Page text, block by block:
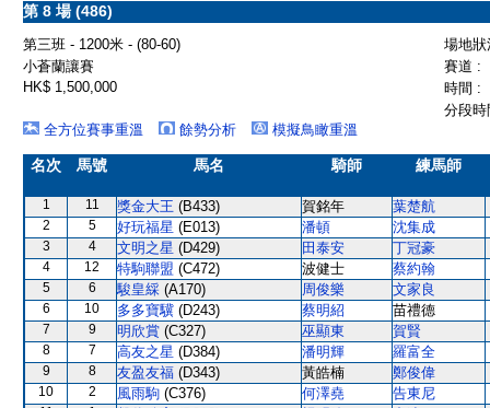
第 8 場 (486)
第三班 - 1200米 - (80-60)
場地
小蒼蘭讓賽
賽道 :
HK$ 1,500,000
時間 :
分段
全方位賽事重溫
餘勢分析 模擬鳥瞰重溫
名次 馬號 馬名 騎師 練馬師
1 11 獎金大王 (B433) 賀銘年 葉楚航
2 5 好玩福星 (E013) 潘頓 沈集成
3 4 文明之星 (D429) 田泰安 丁冠豪
4 12 特駒聯盟 (C472) 波健士 蔡約翰
5 6 駿皇綵 (A170) 周俊樂 文家良
6 10 多多寶驥 (D243) 蔡明紹 苗禮德
7 9 明欣賞 (C327) 巫顯東 賀賢
8 7 高友之星 (D384) 潘明輝 羅富全
9 8 友盈友福 (D343) 黃皓楠 鄭俊偉
10 2 風雨駒 (C376) 何澤堯 告東尼